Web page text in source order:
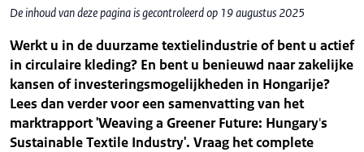
De inhoud van deze pagina is gecontroleerd op 19 augustus 2025
Werkt u in de duurzame textielindustrie of bent u actief
in circulaire kleding? En bent u benieuwd naar zakelijke
kansen of investeringsmogelijkheden in Hongarije?
Lees dan verder voor een samenvatting van het
marktrapport 'Weaving a Greener Future: Hungary's
Sustainable Textile Industry'. Vraag het complete